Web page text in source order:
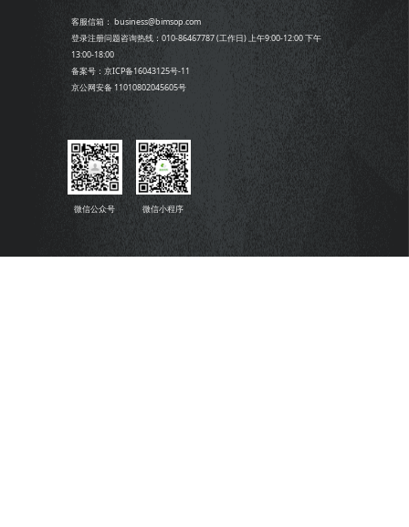
客服信箱： business@bimsop.com
登录注册问题咨询热线：010-86467787 (工作日) 上午9:00-12:00 下午
13:00-18:00
备案号：京ICP备16043125号-11
京公网安备 11010802045605号
微信公众号 微信小程序